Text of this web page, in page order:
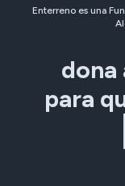
Fuente texto:
Enterreno es una
para